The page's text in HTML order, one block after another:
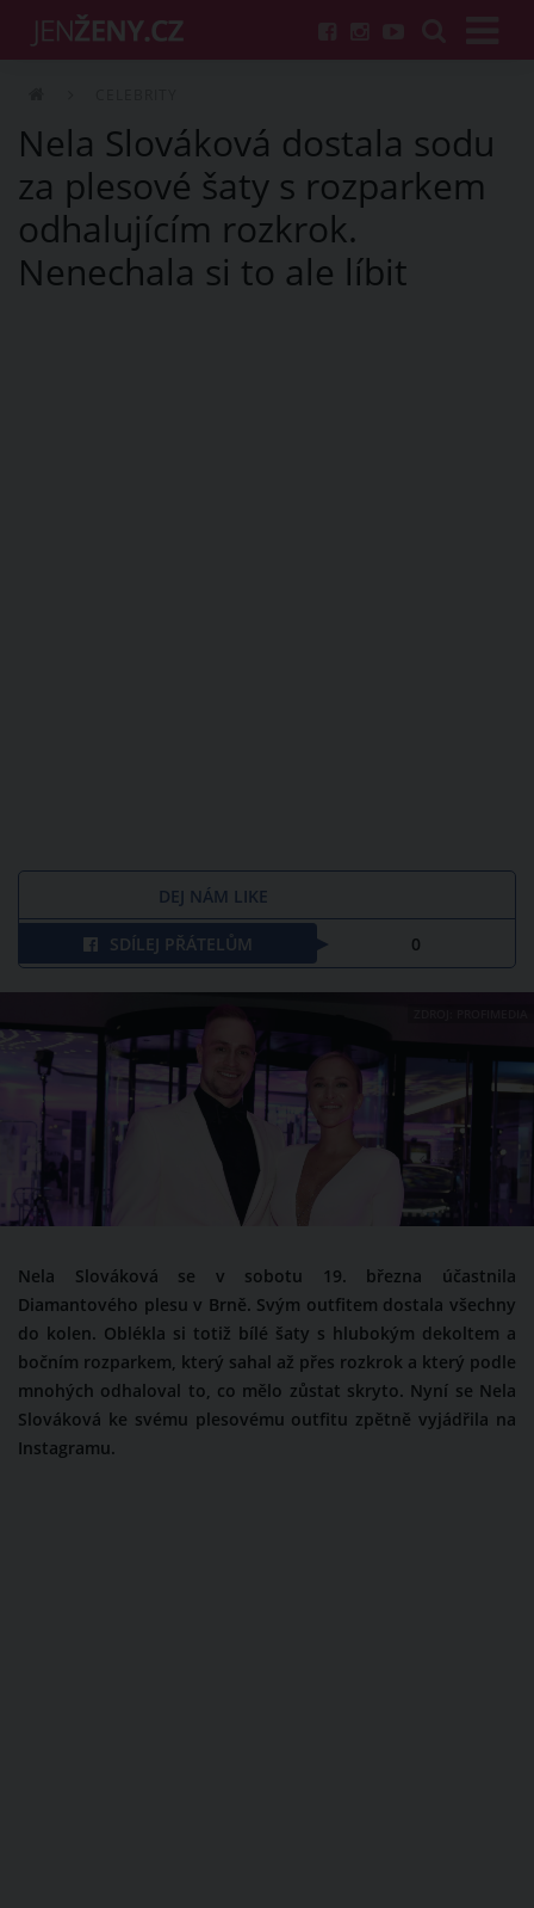
Nela Slováková dostala sodu
za plesové šaty s rozparkem
odhalujícím rozkrok.
Nenechala si to ale líbit
DEJ NÁM LIKE
SDÍLEJ PŘÁTELŮM 0
Nela Slováková se v sobotu 19. března účastnila
Diamantového plesu v Brně. Svým outfitem dostala všechny
do kolen. Oblékla si totiž bílé šaty s hlubokým dekoltem a
bočním rozparkem, který sahal až přes rozkrok a který podle
mnohých odhaloval to, co mělo zůstat skryto. Nyní se Nela
Slováková ke svému plesovému outfitu zpětně vyjádřila na
Instagramu.